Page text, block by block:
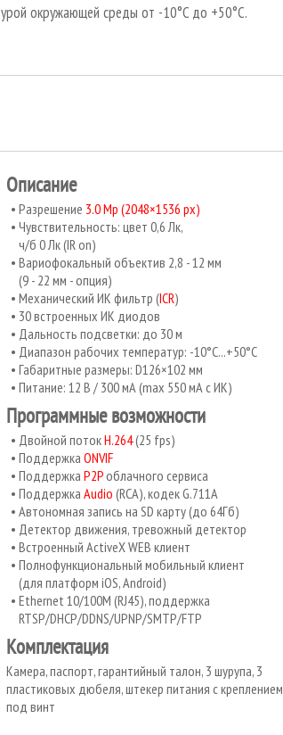
окружающей среды от -10°C до +50°C.
Описание
Разрешение 3.0 Mp (2048×1536 px)
Чувствительность: цвет 0,6 Лк,
ч/б 0 Лк (IR on)
Вариофокальный объектив 2,8 - 12 мм
(9 - 22 мм - опция)
Механический ИК фильтр (ICR)
30 встроенных ИК диодов
Дальность подсветки: до 30 м
Диапазон рабочих температур: -10°С...+50°С
Габаритные размеры: D126×102 мм
Питание: 12 В / 300 мА (max 550 мА с ИК)
Программные возможности
Двойной потокH.264(25 fps)
Поддержка ONVIF
Поддержка P2Pоблачного сервиса
Поддержка Audio (RCA), кодек G.711A
Автономная запись на SD карту (до 64Гб)
Детектор движения, тревожный детектор
Встроенный ActiveX WEB клиент
Полнофункциональный мобильный клиент
(для платформ iOS, Android)
Ethernet 10/100M (RJ45), поддержка
RTSP/DHCP/DDNS/UPNP/SMTP/FTP
Комплектация
Камера, паспорт, гарантийный талон, 3 шурупа, 3
пластиковых дюбеля, штекер питания с креплением
под винт